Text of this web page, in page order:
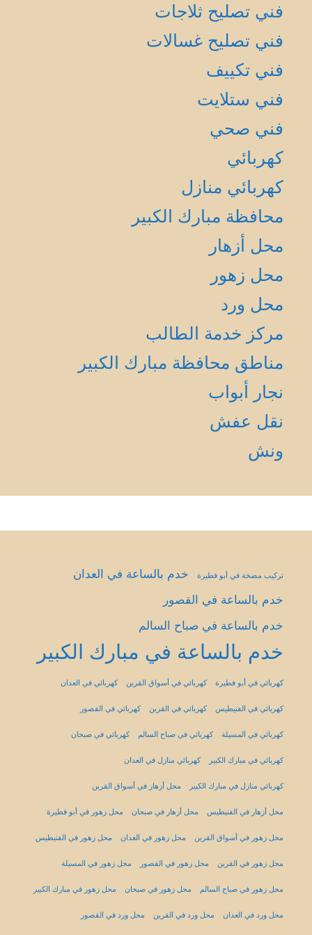
فني تصليح ثلاجات
فني تصليح غسالات
فني تكييف
فني ستلايت
فني صحي
كهربائي
كهربائي منازل
محافظة مبارك الكبير
محل أزهار
محل زهور
محل ورد
مركز خدمة الطالب
مناطق محافظة مبارك الكبير
نجار أبواب
نقل عفش
ونش
تركيب مضخة في أبو فطيرة
خدم بالساعة في العدان
خدم بالساعة في القصور
خدم بالساعة في صباح السالم
خدم بالساعة في مبارك الكبير
كهربائي في أبو فطيرة كهربائي في أسواق القرين كهربائي في العدان
كهربائي في الفنيطيس كهربائي في القرين كهربائي في القصور
كهربائي في المسيلة كهربائي في صباح السالم كهربائي في صبحان
كهربائي في مبارك الكبير كهربائي منازل في العدان
كهربائي منازل في مبارك الكبير محل أزهار في أسواق القرين
محل أزهار في الفنيطيس محل أزهار في صبحان محل زهور في أبو فطيرة
محل زهور في أسواق القرين محل زهور في العدان محل زهور في الفنيطيس
محل زهور في القرين محل زهور في القصور محل زهور في المسيلة
محل زهور في صباح السالم محل زهور في صبحان محل زهور في مبارك الكبير
محل ورد في العدان محل ورد في القرين محل ورد في القصور